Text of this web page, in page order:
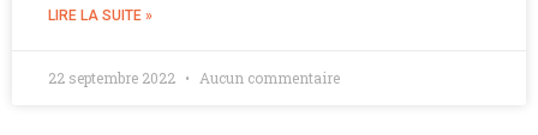
LIRE LA SUITE »
22 septembre 2022 Aucun commentaire